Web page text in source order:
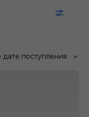
дате поступления